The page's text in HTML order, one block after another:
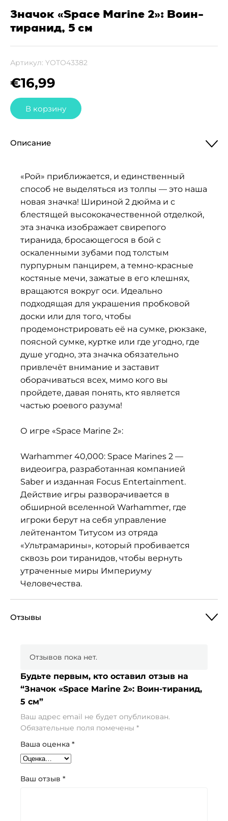
Значок «Space Marine 2»: Воин-
тиранид, 5 см
Артикул: YOTO43382
€16,99
В корзину
Описание
«Рой» приближается, и единственный
способ не выделяться из толпы — это наша
новая значка! Шириной 2 дюйма и с
блестящей высококачественной отделкой,
эта значка изображает свирепого
тиранида, бросающегося в бой с
оскаленными зубами под толстым
пурпурным панцирем, а темно-красные
костяные мечи, зажатые в его клешнях,
вращаются вокруг оси. Идеально
подходящая для украшения пробковой
доски или для того, чтобы
продемонстрировать её на сумке, рюкзаке,
поясной сумке, куртке или где угодно, где
душе угодно, эта значка обязательно
привлечёт внимание и заставит
оборачиваться всех, мимо кого вы
пройдете, давая понять, кто является
частью роевого разума!
О игре «Space Marine 2»:
Warhammer 40,000: Space Marines 2 —
видеоигра, разработанная компанией
Saber и изданная Focus Entertainment.
Действие игры разворачивается в
обширной вселенной Warhammer, где
игроки берут на себя управление
лейтенантом Титусом из отряда
«Ультрамарины», который пробивается
сквозь рои тиранидов, чтобы вернуть
утраченные миры Империуму
Человечества.
Отзывы
Отзывов пока нет.
Будьте первым, кто оставил отзыв на
“Значок «Space Marine 2»: Воин-тиранид,
5 см”
Ваш адрес email не будет опубликован.
Обязательные поля помечены *
Ваша оценка *
Ваш отзыв *